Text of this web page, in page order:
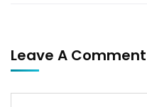
Leave A Comment